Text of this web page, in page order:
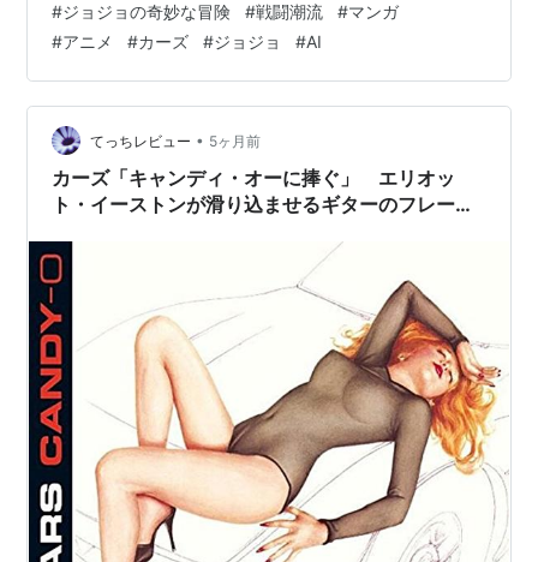
生命の設計図を書き換える「石仮面」を作り出しまし
た。彼は仲間を虐殺してまで、この目的のために突き進
みます。 「究極生命体（アルティミット・シイング）」
の誕生: 物語のクライマックスで、カーズはついに弱点を
克服し、地上最強の生物へと進化します。 老いない、死
なない: 永遠の若さと命。 …
#ジョジョの奇妙な冒険 #戦闘潮流 #マンガ
#アニメ #カーズ #ジョジョ #AI
てっちレビュー • 5ヶ月前
カーズ「キャンディ・オーに捧ぐ」 エリオッ
ト・イーストンが滑り込ませるギターのフレーズ
曲 （おすすめ名曲名盤）